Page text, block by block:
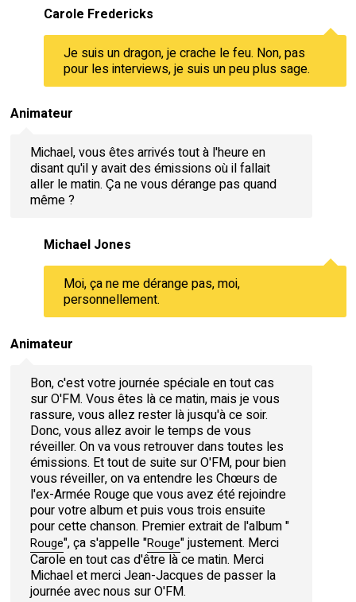
Carole Fredericks
Je suis un dragon, je crache le feu. Non, pas
pour les interviews, je suis un peu plus sage.
Animateur
Michael, vous êtes arrivés tout à l'heure en
disant qu'il y avait des émissions où il fallait
aller le matin. Ça ne vous dérange pas quand
même ?
Michael Jones
Moi, ça ne me dérange pas, moi,
personnellement.
Animateur
Bon, c'est votre journée spéciale en tout cas
sur O'FM. Vous êtes là ce matin, mais je vous
rassure, vous allez rester là jusqu'à ce soir.
Donc, vous allez avoir le temps de vous
réveiller. On va vous retrouver dans toutes les
émissions. Et tout de suite sur O'FM, pour bien
vous réveiller, on va entendre les Chœurs de
l'ex-Armée Rouge que vous avez été rejoindre
pour votre album et puis vous trois ensuite
pour cette chanson. Premier extrait de l'album "
Rouge", ça s'appelle "Rouge" justement. Merci
Carole en tout cas d'être là ce matin. Merci
Michael et merci Jean-Jacques de passer la
journée avec nous sur O'FM.